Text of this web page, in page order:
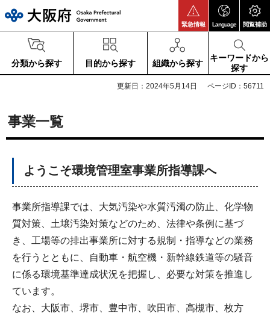
緊急情報 Language 閲覧補助
分類から探す 目的から探す 組織から探す
キーワードから
探す
更新日：2024年5月14日 ページID：56711
事業一覧
ようこそ環境管理室事業所指導課へ
事業所指導課では、大気汚染や水質汚濁の防止、化学物
質対策、土壌汚染対策などのため、法律や条例に基づ
き、工場等の排出事業所に対する規制・指導などの業務
を行うとともに、自動車・航空機・新幹線鉄道等の騒音
に係る環境基準達成状況を把握し、必要な対策を推進し
ています。
なお、大阪市、堺市、豊中市、吹田市、高槻市、枚方